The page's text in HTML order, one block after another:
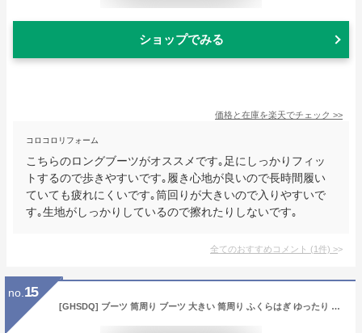
ショップでみる
価格と在庫を楽天でチェック >>
コロコロリフォーム
こちらのロングブーツがオススメです｡足にしっかりフィッ
トするので歩きやすいです｡履き心地が良いので長時間履い
ていても疲れにくいです｡筒回りが大きいので入りやすいで
す｡生地がしっかりしているので擦れたりしないです｡
全てのおすすめコメント (1件) >
no. 15
[GHSDQ] ブーツ 筒周り ブーツ 大きい 筒周り ふくらはぎ ゆったり ロング レディースロングブーツ ロングブーツ ふくらはぎ 太い ロング ブーツ ふくらはぎ 黒色 太め 長靴 履き口 ゆったり ブーティ 歩きやすい 幅広 23.0cm ジョッキー ぺたんこ